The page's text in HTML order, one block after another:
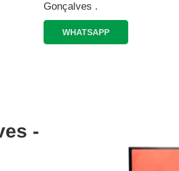
Gonçalves .
WHATSAPP
-